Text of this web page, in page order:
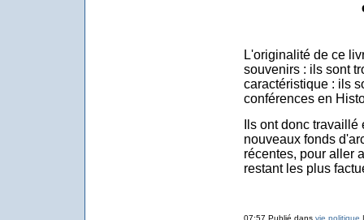
L'originalité de ce
souvenirs : ils sont
caractéristique : ils
conférences en
Ils ont donc
nouveaux fonds
récentes, pour aller
restant les plus
07:57 Publié dans vie politique